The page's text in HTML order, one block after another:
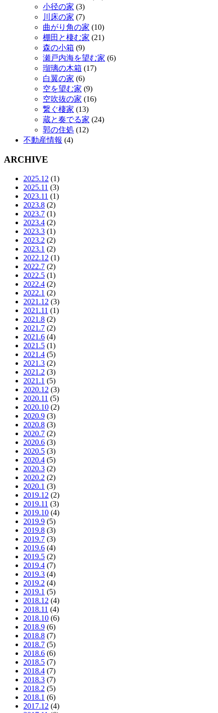
小径の家 (3)
川床の家 (7)
曲がり角の家 (10)
棚田と棲む家 (21)
森の小箱 (9)
瀬戸内海を望む家 (6)
瑠璃の木箱 (17)
白翼の家 (6)
空を望む家 (9)
空吹抜の家 (16)
繋ぐ棲家 (13)
蔵と奏でる家 (24)
郭の住処 (12)
不動産情報 (4)
ARCHIVE
2025.12 (1)
2025.11 (3)
2023.11 (1)
2023.8 (2)
2023.7 (1)
2023.4 (2)
2023.3 (1)
2023.2 (2)
2023.1 (2)
2022.12 (1)
2022.7 (2)
2022.5 (1)
2022.4 (2)
2022.1 (2)
2021.12 (3)
2021.11 (1)
2021.8 (2)
2021.7 (2)
2021.6 (4)
2021.5 (1)
2021.4 (5)
2021.3 (2)
2021.2 (3)
2021.1 (5)
2020.12 (3)
2020.11 (5)
2020.10 (2)
2020.9 (3)
2020.8 (3)
2020.7 (2)
2020.6 (3)
2020.5 (3)
2020.4 (5)
2020.3 (2)
2020.2 (2)
2020.1 (3)
2019.12 (2)
2019.11 (3)
2019.10 (4)
2019.9 (5)
2019.8 (3)
2019.7 (3)
2019.6 (4)
2019.5 (2)
2019.4 (7)
2019.3 (4)
2019.2 (4)
2019.1 (5)
2018.12 (4)
2018.11 (4)
2018.10 (6)
2018.9 (6)
2018.8 (7)
2018.7 (5)
2018.6 (6)
2018.5 (7)
2018.4 (7)
2018.3 (7)
2018.2 (5)
2018.1 (6)
2017.12 (4)